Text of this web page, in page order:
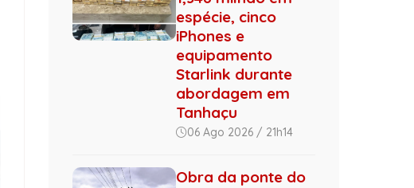
espécie, cinco
iPhones e
equipamento
Starlink durante
abordagem em
Tanhaçu
06 Ago 2026 / 21h14
Obra da ponte do